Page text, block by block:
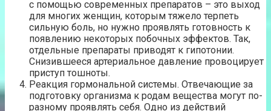
с помощью современных препаратов – это выход
для многих женщин, которым тяжело терпеть
сильную боль, но нужно проявлять готовность к
появлению некоторых побочных эффектов. Так,
отдельные препараты приводят к гипотонии.
Снизившееся артериальное давление провоцирует
приступ тошноты.
Реакция гормональной системы. Отвечающие за
подготовку организма к родам вещества могут по-
разному проявлять себя. Одно из действий